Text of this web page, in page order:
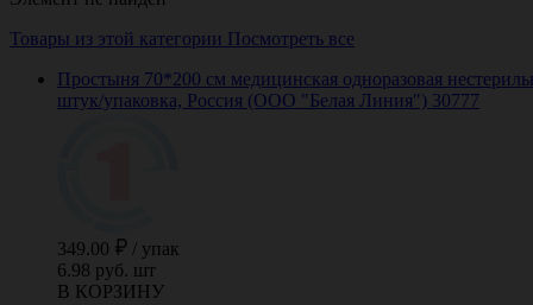
Товары из этой категории Посмотреть все
Простыня 70*200 см медицинская одноразовая
штук/упаковка, Россия (ООО "Белая Линия") 30777
349.00 / упак
6.98 руб. шт
В КОРЗИНУ